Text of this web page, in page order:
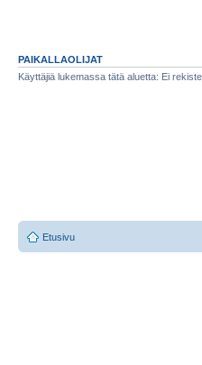
PAIKALLAOLIJAT
Käyttäjiä lukemassa tätä aluetta: Ei
Etusivu